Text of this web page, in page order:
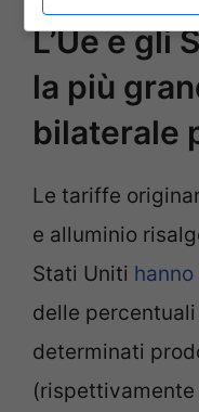
L’Ue e gli
la più
bilaterale
Le tariffe
e alluminio
Stati Uniti
delle
determinati
(rispettivamente